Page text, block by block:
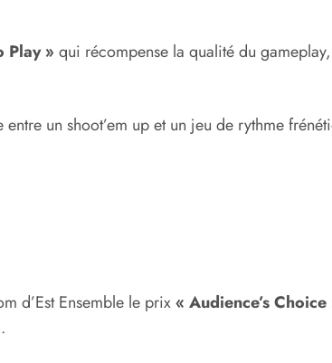
Play » qui récompense la qualité du
un shoot’em up et un jeu de rythme
d’Est Ensemble le prix« Audience’s Choice
.